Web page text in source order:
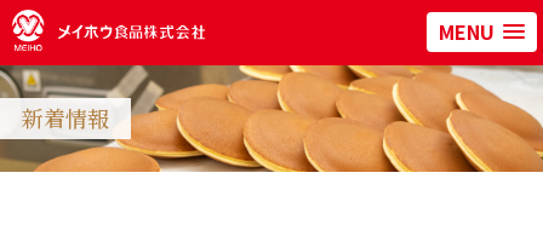
MENU
新着情報